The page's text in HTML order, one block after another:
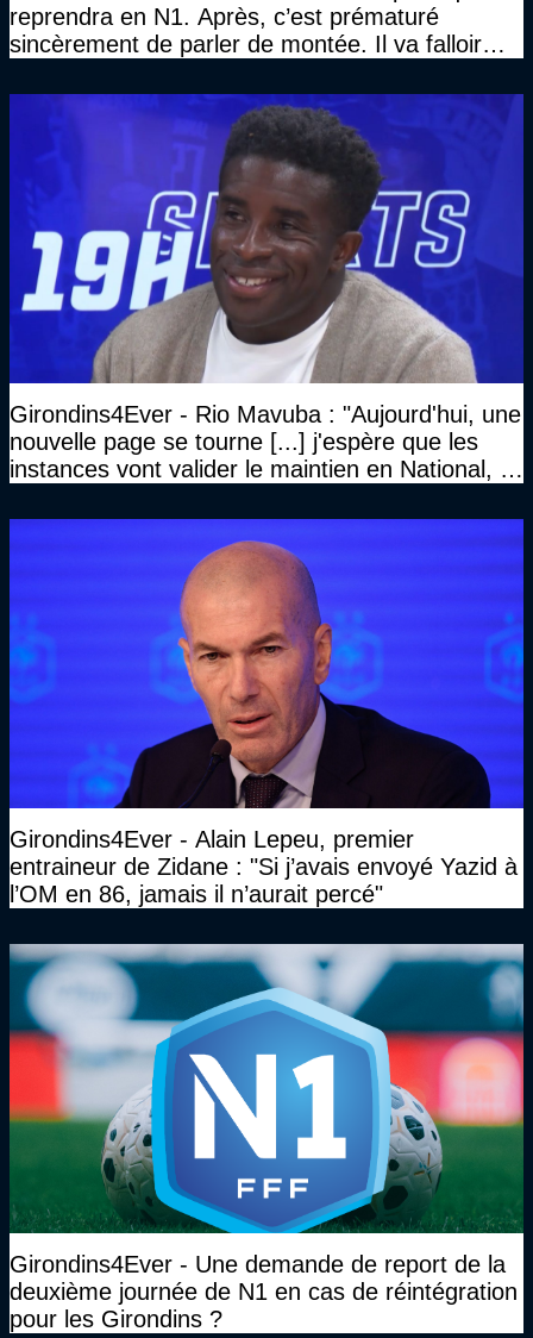
reprendra en N1. Après, c’est prématuré
sincèrement de parler de montée. Il va falloir
Girondins4Ever - Rio Mavuba : "Aujourd'hui, une
nouvelle page se tourne [...] j'espère que les
instances vont valider le maintien en National, et
haut niveau"
Girondins4Ever - Alain Lepeu, premier
entraineur de Zidane : "Si j’avais envoyé Yazid à
l’OM en 86, jamais il n’aurait percé"
Girondins4Ever - Une demande de report de la
deuxième journée de N1 en cas de réintégration
pour les Girondins ?